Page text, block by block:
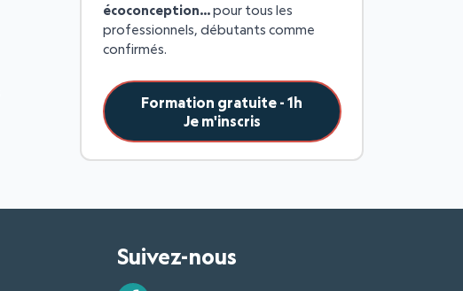
écoconception…pour tous les
professionnels, débutants comme
confirmés.
Formation gratuite - 1h
Je m'inscris
Suivez-nous